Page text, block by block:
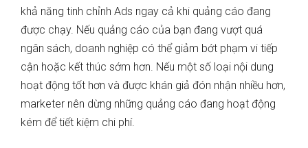
khả năng tinh chỉnh Ads ngay cả khi quảng cáo đang
được chạy. Nếu quảng cáo của bạn đang vượt quá
ngân sách, doanh nghiệp có thể giảm bớt phạm vi tiếp
cận hoặc kết thúc sớm hơn. Nếu một số loại nội dung
hoạt động tốt hơn và được khán giả đón nhận nhiều hơn,
marketer nên dừng những quảng cáo đang hoạt động
kém để tiết kiệm chi phí.